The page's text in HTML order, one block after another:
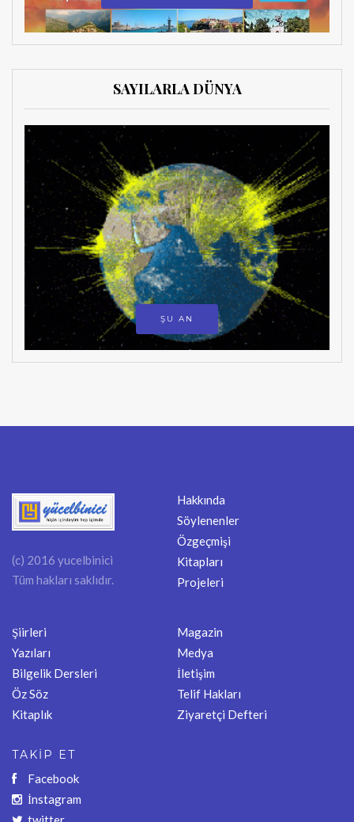
SAYILARLA DÜNYA
ŞU AN
(c) 2016 yucelbinici
Tüm hakları saklıdır.
Hakkında
Söylenenler
Özgeçmişi
Kitapları
Projeleri
Şiirleri
Yazıları
Bilgelik Dersleri
Öz Söz
Kitaplık
Magazin
Medya
İletişim
Telif Hakları
Ziyaretçi Defteri
TAKİP ET
Facebook
İnstagram